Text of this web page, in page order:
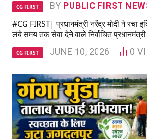
CG FIRST BY PUBLIC FIRST
#CG FIRST| प्रधानमंत्री नरेंद्र मोदी ने रचा
लंबे समय तक सेवा देने वाले निर्वाचित
CG FIRST JUNE 10, 2026 0